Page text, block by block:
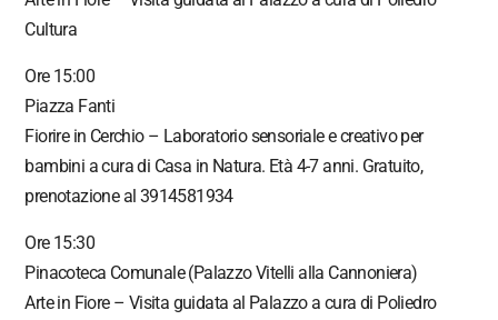
Cultura
Ore 15:00
Piazza Fanti
Fiorire in Cerchio – Laboratorio sensoriale e creativo per
bambini a cura di Casa in Natura. Età 4-7 anni. Gratuito,
prenotazione al 3914581934
Ore 15:30
Pinacoteca Comunale (Palazzo Vitelli alla Cannoniera)
Arte in Fiore – Visita guidata al Palazzo a cura di Poliedro